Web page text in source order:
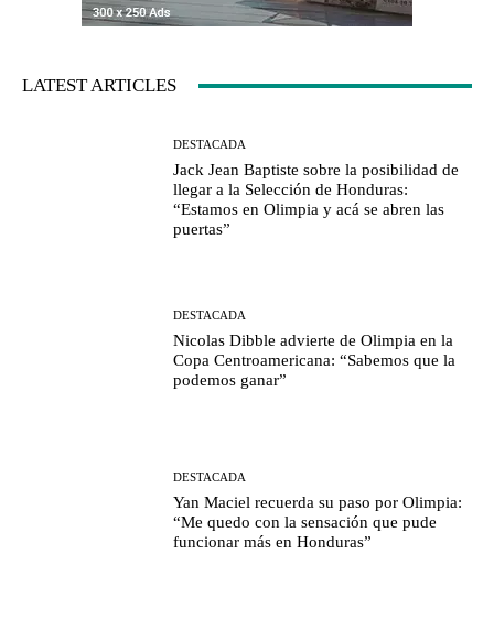
LATEST ARTICLES
DESTACADA
Jack Jean Baptiste sobre la posibilidad de
llegar a la Selección de Honduras:
“Estamos en Olimpia y acá se abren las
puertas”
DESTACADA
Nicolas Dibble advierte de Olimpia en la
Copa Centroamericana: “Sabemos que la
podemos ganar”
DESTACADA
Yan Maciel recuerda su paso por Olimpia:
“Me quedo con la sensación que pude
funcionar más en Honduras”